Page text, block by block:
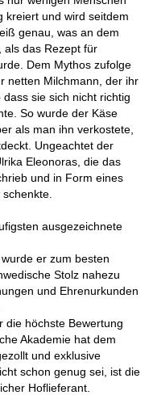
kreiert und wird seitdem
genau, was an dem
als das Rezept für
Dem Mythos zufolge
netten Milchmann, der ihr
sie sich nicht richtig
So wurde der Käse
als man ihn verkostete,
Ungeachtet der
Eleonoras, die das
und in Form eines
ausgezeichnete
er zum besten
Stolz nahezu
und Ehrenurkunden
die höchste Bewertung
Akademie hat dem
und exklusive
schon genug sei, ist die
Hoflieferant.